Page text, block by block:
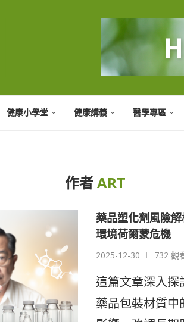
健康小學堂 健康講義 醫學專區
作者ART
藥品塑化劑風險
環境荷爾蒙危機
2025-12-30 732 觀
這篇文章深入探
藥品包裝材質